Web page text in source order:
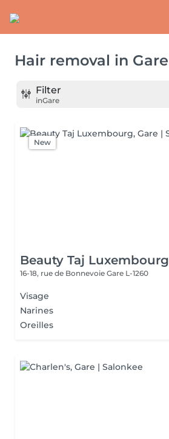
Hair removal in Gare
Filter
inGare
New
Beauty Taj Luxembourg
16-18, rue de Bonnevoie Gare L-1260
Visage
Narines
Oreilles